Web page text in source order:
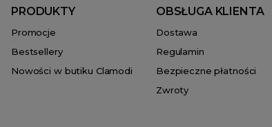
PRODUKTY
Promocje
Bestsellery
Nowości w butiku Clamodi
OBSŁUGA KLIENTA
Dostawa
Regulamin
Bezpieczne płatności
Zwroty